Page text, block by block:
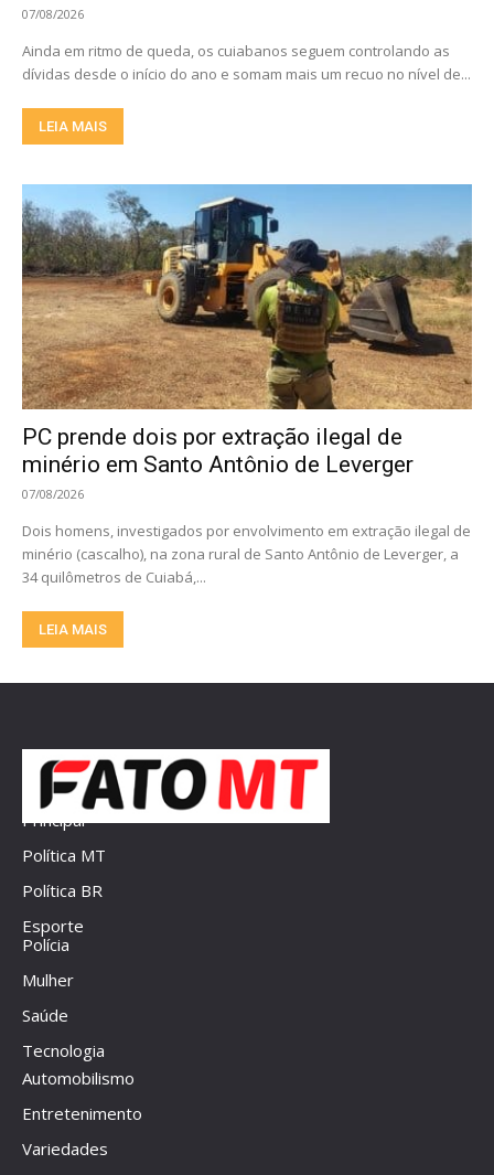
07/08/2026
Ainda em ritmo de queda, os cuiabanos seguem controlando as
dívidas desde o início do ano e somam mais um recuo no nível de...
LEIA MAIS
PC prende dois por extração ilegal de
minério em Santo Antônio de Leverger
07/08/2026
Dois homens, investigados por envolvimento em extração ilegal de
minério (cascalho), na zona rural de Santo Antônio de Leverger, a
34 quilômetros de Cuiabá,...
LEIA MAIS
Principal
Política MT
Política BR
Esporte
Polícia
Mulher
Saúde
Tecnologia
Automobilismo
Entretenimento
Variedades